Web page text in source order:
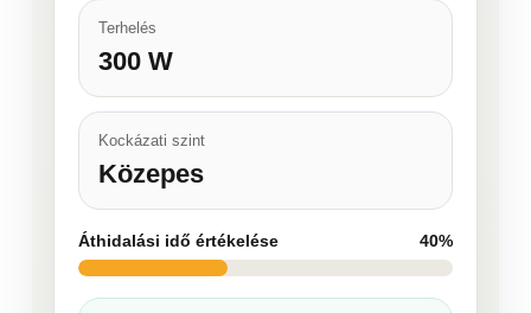
Terhelés
300 W
Kockázati szint
Közepes
Áthidalási idő értékelése 40%